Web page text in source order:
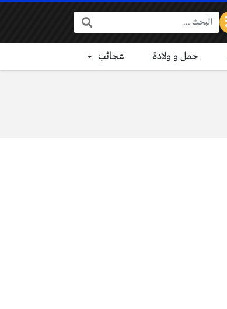
البحث:
حمل و ولادة عجائب